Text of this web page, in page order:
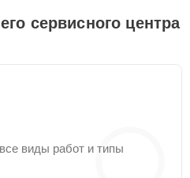
сервисного центра
виды работ и типы